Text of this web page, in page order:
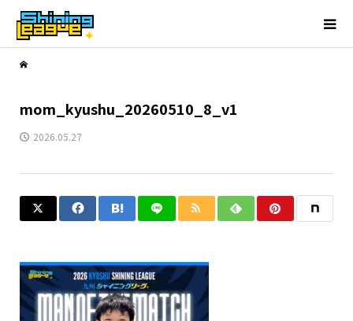
mom_kyushu_20260510_8_v1
2026.05.27